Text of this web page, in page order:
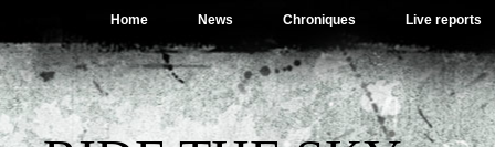
Home News Chroniques Live reports